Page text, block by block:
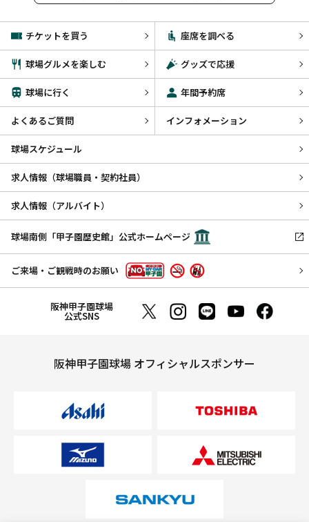
チケットを買う 座席を調べる
球場グルメを楽しむ グッズで応援
球場に行く 年間予約席
よくあるご質問 インフォメーション
球場スケジュール
求人情報（球場職員・契約社員）
求人情報（アルバイト）
球場南側「甲子園歴史館」公式ホームページ
ご来場・ご観戦時のお願い
阪神甲子園球場
公式SNS
阪神甲子園球場 オフィシャルスポンサー